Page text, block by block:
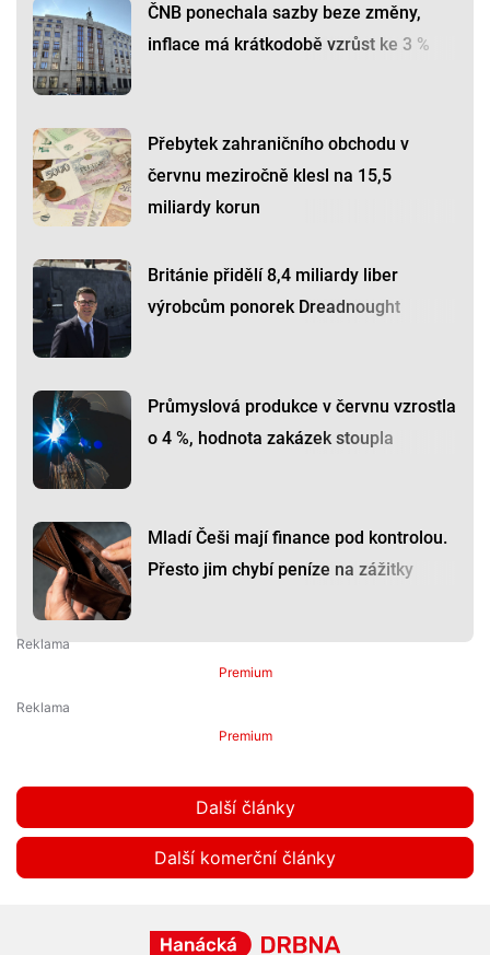
ČNB ponechala sazby beze změny,
inflace má krátkodobě vzrůst ke 3 %
Přebytek zahraničního obchodu v
červnu meziročně klesl na 15,5
miliardy korun
Británie přidělí 8,4 miliardy liber
výrobcům ponorek Dreadnought
Průmyslová produkce v červnu vzrostla
o 4 %, hodnota zakázek stoupla
Mladí Češi mají finance pod kontrolou.
Přesto jim chybí peníze na zážitky
Premium
Premium
Další články
Další komerční články